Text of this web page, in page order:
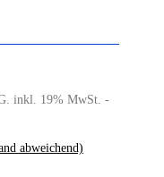
inkl. 19% MwSt. -
abweichend)